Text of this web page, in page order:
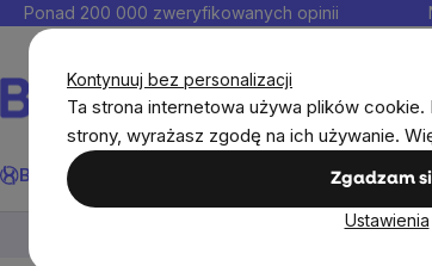
Kontynuuj bez personalizacji
Ta strona internetowa używa plików
strony, wyrażasz zgodę na ich używanie.
Zgadzam
Ustawienia
Przejść
Ponad 200 000 zweryfikowanych opinii
Szukaj
BrainMax® PromocjaCele